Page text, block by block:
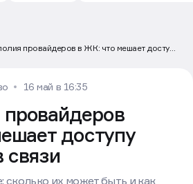
доступу